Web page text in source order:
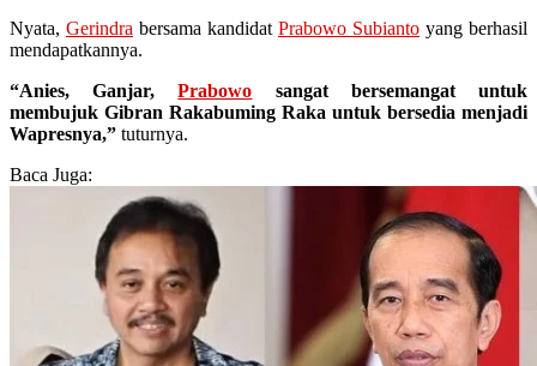
Nyata, Gerindra bersama kandidat Prabowo Subianto yang berhasil
mendapatkannya.
“Anies, Ganjar,Prabowo sangat bersemangat untuk
membujuk Gibran Rakabuming Raka untuk bersedia menjadi
Wapresnya,” tuturnya.
Baca Juga: